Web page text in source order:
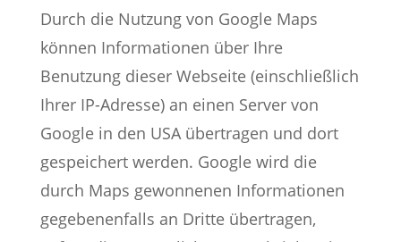
Durch die Nutzung von Google Maps
können Informationen über Ihre
Benutzung dieser Webseite (einschließlich
Ihrer IP-Adresse) an einen Server von
Google in den USA übertragen und dort
gespeichert werden. Google wird die
durch Maps gewonnenen Informationen
gegebenenfalls an Dritte übertragen,